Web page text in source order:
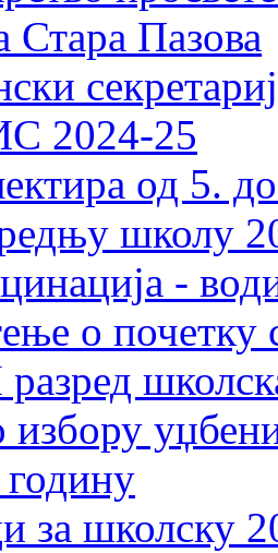
Пазова
2024-25
од 5.
школу
-
о почетку
за школску